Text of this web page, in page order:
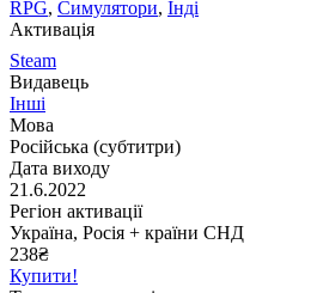
RPG, Симулятори, Інді
Активація
Steam
Видавець
Інші
Мова
Російська (субтитри)
Дата виходу
21.6.2022
Регіон активації
Україна, Росія + країни СНД
238₴
Купити!